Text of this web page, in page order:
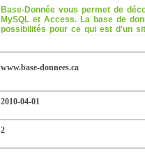
Base-Donnée vous permet de
MySQL et Access. La base de
possibilités pour ce qui est d'un
www.base-donnees.ca
2010-04-01
2